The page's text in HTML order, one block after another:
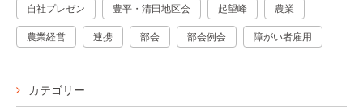
自社プレゼン 豊平・清田地区会 起望峰 農業
農業経営 連携 部会 部会例会 障がい者雇用
カテゴリー